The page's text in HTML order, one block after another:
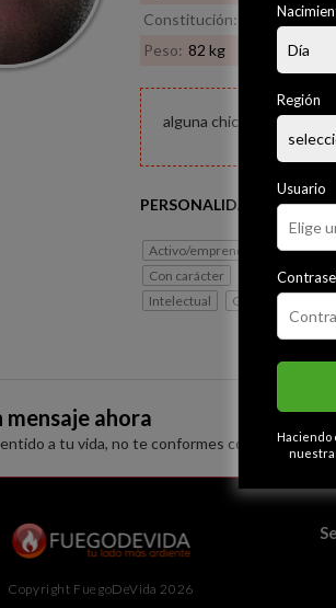
Constitución:
Normal
Peso: 82 kg
alguna chica para tener
PERSONALIDAD
Activo/emprendedor Alegre
Con carácter
Simpático
Intelectual
Generoso
mensaje ahora
a tu vida, no te conformes con la
Región
Usuario
Haciendo
Copyright FuegoDeVida 2026